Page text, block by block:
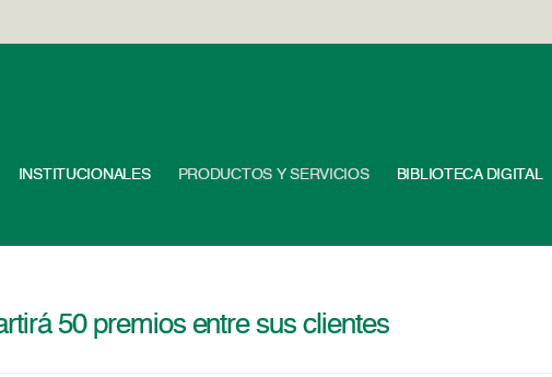
INSTITUCIONALES PRODUCTOS Y SERVICIOS BIBLIOTECA DIGITAL
50 premios entre sus clientes